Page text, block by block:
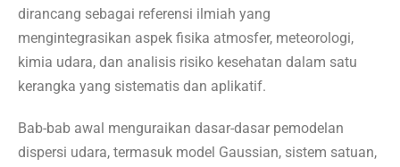
dirancang sebagai referensi ilmiah yang
mengintegrasikan aspek fisika atmosfer, meteorologi,
kimia udara, dan analisis risiko kesehatan dalam satu
kerangka yang sistematis dan aplikatif.
Bab-bab awal menguraikan dasar-dasar pemodelan
dispersi udara, termasuk model Gaussian, sistem satuan,